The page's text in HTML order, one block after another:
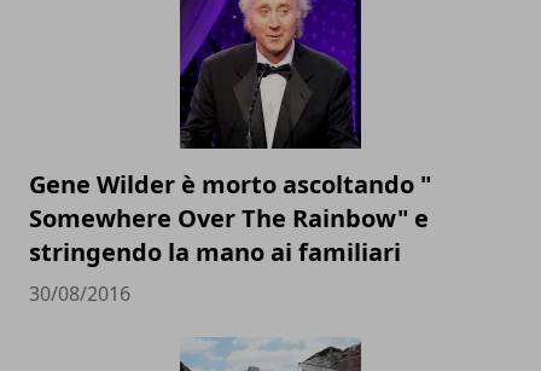
Gene Wilder è morto ascoltando "
Somewhere Over The Rainbow" e
stringendo la mano ai familiari
30/08/2016